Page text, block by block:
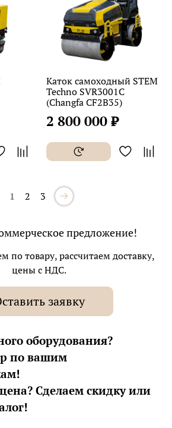
Каток самоходный STEM
Techno SVR3001C
(Changfa CF2B35)
2 800 000 ₽
1 2 3
предложение!
по товару, рассчитаем доставку,
цены с НДС.
заявку
оборудования?
по вашим
Сделаем скидку или